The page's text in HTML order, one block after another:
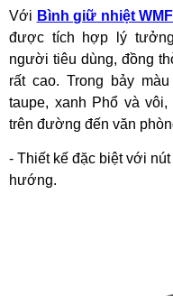
Với Bình giữ nhiệt WMF
được tích hợp lý
người tiêu dùng, đồng
rất cao. Trong bảy
taupe, xanh Phổ và
trên đường đến văn
- Thiết kế đặc biệt với
hướng.